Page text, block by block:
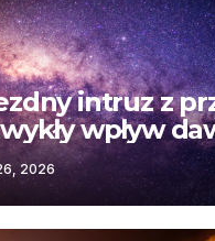
intruz z
wpływ
na komety
2026